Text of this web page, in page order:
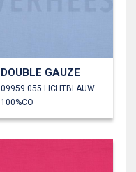
DOUBLE GAUZE
09959.055 LICHTBLAUW
100%CO